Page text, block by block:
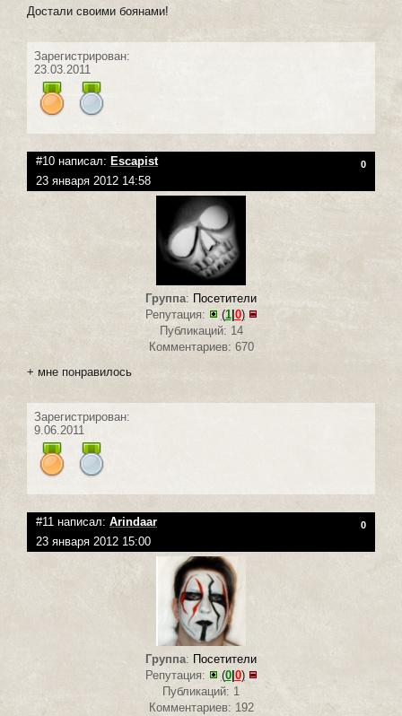
Достали своими боянами!
Зарегистрирован:
23.03.2011
#10 написал: Escapist 0
23 января 2012 14:58
Группа: Посетители
Репутация:
(1| 0)
Публикаций: 14
Комментариев: 670
+ мне понравилось
Зарегистрирован:
9.06.2011
#11 написал: Arindaar 0
23 января 2012 15:00
Группа: Посетители
Репутация:
(0| 0)
Публикаций: 1
Комментариев: 192